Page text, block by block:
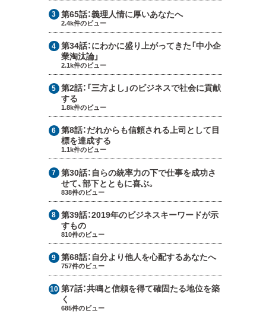
第65話：義理人情に厚いあなたへ
2.4k件のビュー
第34話：にわかに盛り上がってきた「中小企
業淘汰論」
2.1k件のビュー
第2話： 「三方よし」のビジネスで社会に貢献
する
1.8k件のビュー
第8話：だれからも信頼される上司として目
標を達成する
1.1k件のビュー
第30話： 自らの統率力の下で仕事を成功さ
せて、部下とともに喜ぶ。
838件のビュー
第39話：2019年のビジネスキーワードが示
すもの
810件のビュー
第68話： 自分より他人を心配するあなたへ
757件のビュー
第7話：共鳴と信頼を得て確固たる地位を築
く
685件のビュー